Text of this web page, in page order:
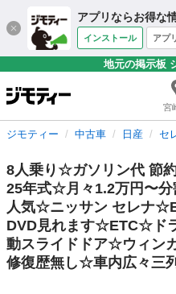
アプリならお得な
インストール アプ
地元の掲示板
宮
ジモティー 中古車 日産 セ
8人乗り☆ガソリン代 節
25年式☆月々1.2万円〜分
人気☆ニッサン セレナ
DVD見れます☆ETC☆ド
動スライドドア☆ウィン
修復歴無し☆車内広々三